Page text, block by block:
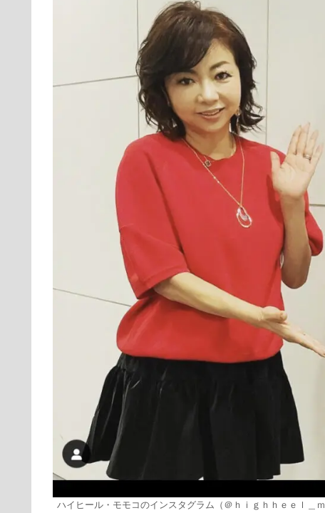
ハイヒール・モモコのインスタグラム（＠ｈｉｇｈｈｅｅｌ＿